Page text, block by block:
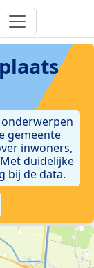
gemeente
inwoners,
duidelijke
bij de data.